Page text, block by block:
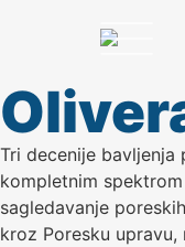
Tri decenije bavljenja
kompletnim
sagledavanje
kroz Poresku